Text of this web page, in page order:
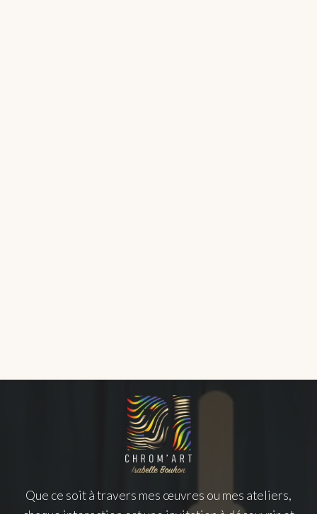
Que ce soit à travers mes œuvres ou mes ateliers,